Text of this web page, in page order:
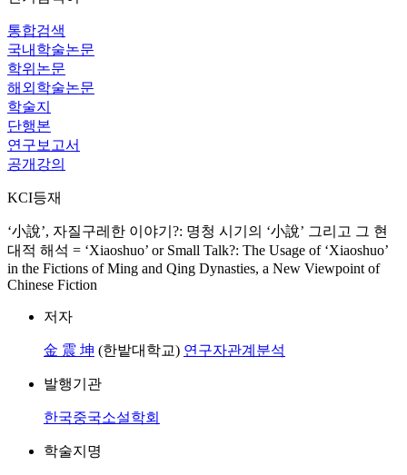
통합검색
국내학술논문
학위논문
해외학술논문
학술지
단행본
연구보고서
공개강의
KCI등재
‘小說’, 자질구레한 이야기?: 명청 시기의 ‘小說’ 그리고 그 현
대적 해석 = ‘Xiaoshuo’ or Small Talk?: The Usage of ‘Xiaoshuo’
in the Fictions of Ming and Qing Dynasties, a New Viewpoint of
Chinese Fiction
저자
金 震 坤 (한밭대학교) 연구자관계분석
발행기관
한국중국소설학회
학술지명